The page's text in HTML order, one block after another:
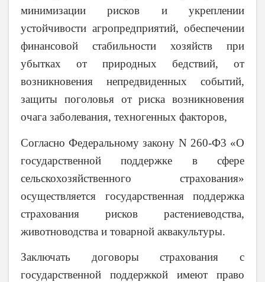
минимизации рисков и укреплении
устойчивости агропредприятий, обеспечении
финансовой стабильности хозяйств при
убытках от природных бедствий, от
возникновения непредвиденных событий,
защиты поголовья от риска возникновения
очага заболевания, техногенных факторов,
Согласно Федеральному закону N 260-Ф3 «О
государственной поддержке в сфере
сельскохозяйственного страхования»
осуществляется государственная поддержка
страхования рисков растениеводства,
животноводства и товарной аквакультуры.
Заключать договоры страхования с
государственной поддержкой имеют право